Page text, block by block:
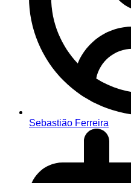
Sebastião Ferreira